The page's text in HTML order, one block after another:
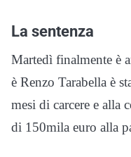
La sentenza
Martedì finalmente è
è Renzo Tarabella è
mesi di carcere e alla
di 150mila euro alla